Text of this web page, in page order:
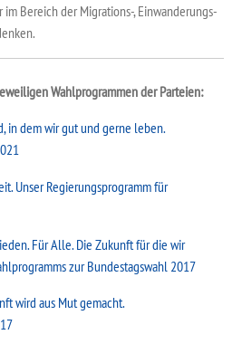
Bereich der Migrations-, Einwanderungs-
Wahlprogrammen der Parteien:
in dem wir gut und gerne leben.
Unser Regierungsprogramm für
Für Alle. Die Zukunft für die wir
zur Bundestagswahl 2017
wird aus Mut gemacht.